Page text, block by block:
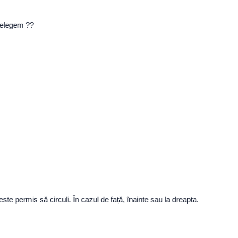
??
permis să circuli. În cazul de față, înainte sau la dreapta.